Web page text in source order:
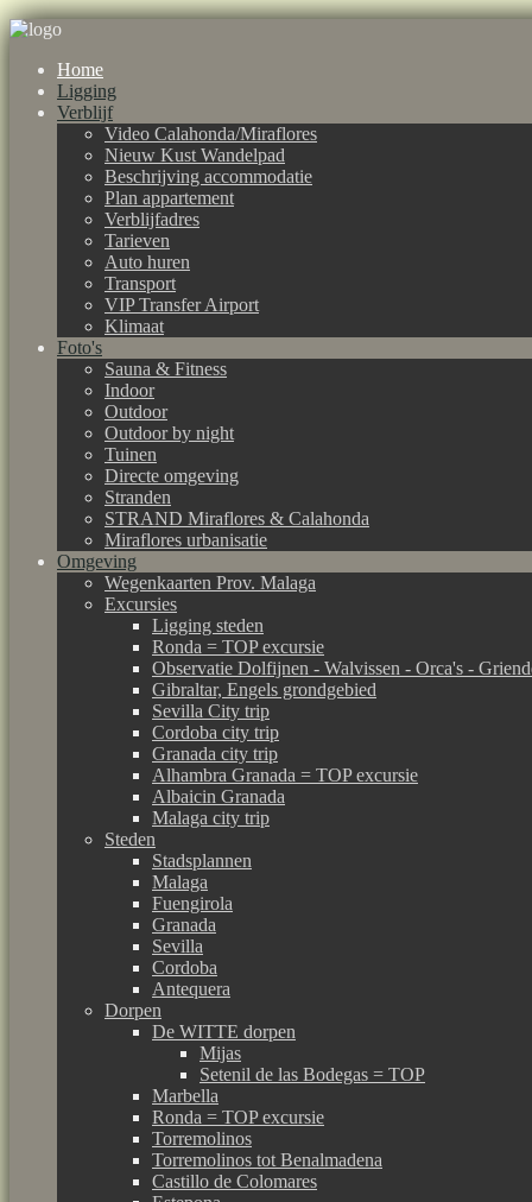
Home
Ligging
Verblijf
Video Calahonda/Miraflores
Nieuw Kust Wandelpad
Beschrijving accommodatie
Plan appartement
Verblijfadres
Tarieven
Auto huren
Transport
VIP Transfer Airport
Klimaat
Foto's
Sauna & Fitness
Indoor
Outdoor
Outdoor by night
Tuinen
Directe omgeving
Stranden
STRAND Miraflores & Calahonda
Miraflores urbanisatie
Omgeving
Wegenkaarten Prov. Malaga
Excursies
Ligging steden
Ronda = TOP excursie
Observatie Dolfijnen - Walvissen - Orca's -
Gibraltar, Engels grondgebied
Sevilla City trip
Cordoba city trip
Granada city trip
Alhambra Granada = TOP excursie
Albaicin Granada
Malaga city trip
Steden
Stadsplannen
Malaga
Fuengirola
Granada
Sevilla
Cordoba
Antequera
Dorpen
De WITTE dorpen
Mijas
Setenil de las Bodegas = TOP
Marbella
Ronda = TOP excursie
Torremolinos
Torremolinos tot Benalmadena
Castillo de Colomares